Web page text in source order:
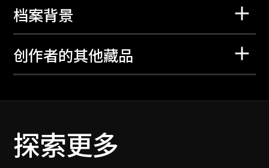
档案背景
创作者的其他藏品
探索更多